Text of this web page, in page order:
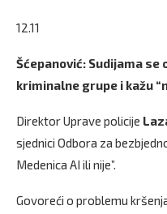
12.11
Šćepanović: Sudijama
kriminalne grupe i kažu
Direktor Uprave policije
sjednici Odbora za
Medenica AI ili nije”.
Govoreći o problemu